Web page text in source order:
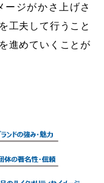
ジがかさ上げさ
工夫して行うこと
進めていくことが